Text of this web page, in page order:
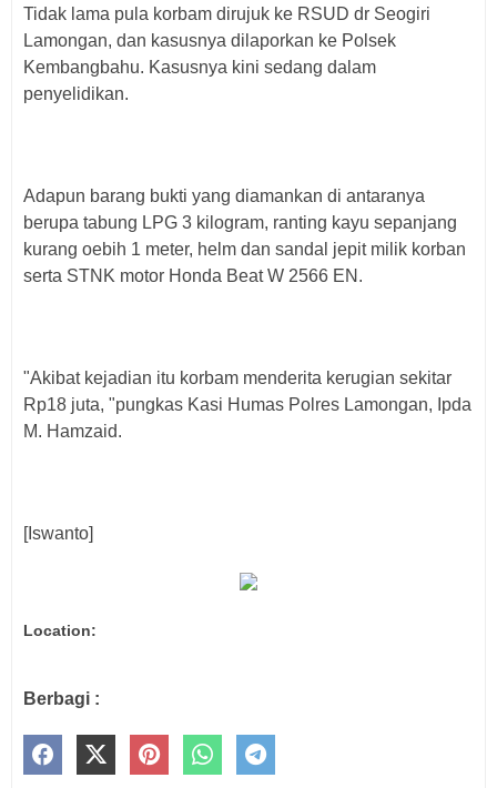
Tidak lama pula korbam dirujuk ke RSUD dr Seogiri
Lamongan, dan kasusnya dilaporkan ke Polsek
Kembangbahu. Kasusnya kini sedang dalam
penyelidikan.
Adapun barang bukti yang diamankan di antaranya
berupa tabung LPG 3 kilogram, ranting kayu sepanjang
kurang oebih 1 meter, helm dan sandal jepit milik korban
serta STNK motor Honda Beat W 2566 EN.
"Akibat kejadian itu korbam menderita kerugian sekitar
Rp18 juta, "pungkas Kasi Humas Polres Lamongan, Ipda
M. Hamzaid.
[Iswanto]
Location:
Berbagi :